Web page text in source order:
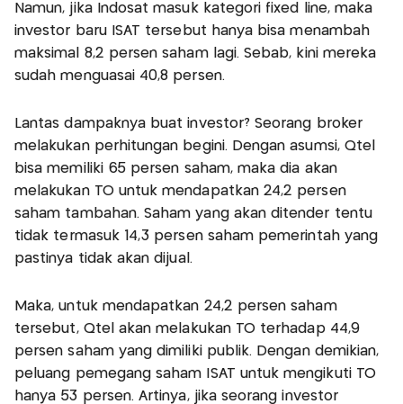
Namun, jika Indosat masuk kategori fixed line, maka
investor baru ISAT tersebut hanya bisa menambah
maksimal 8,2 persen saham lagi. Sebab, kini mereka
sudah menguasai 40,8 persen.
Lantas dampaknya buat investor? Seorang broker
melakukan perhitungan begini. Dengan asumsi, Qtel
bisa memiliki 65 persen saham, maka dia akan
melakukan TO untuk mendapatkan 24,2 persen
saham tambahan. Saham yang akan ditender tentu
tidak termasuk 14,3 persen saham pemerintah yang
pastinya tidak akan dijual.
Maka, untuk mendapatkan 24,2 persen saham
tersebut, Qtel akan melakukan TO terhadap 44,9
persen saham yang dimiliki publik. Dengan demikian,
peluang pemegang saham ISAT untuk mengikuti TO
hanya 53 persen. Artinya, jika seorang investor